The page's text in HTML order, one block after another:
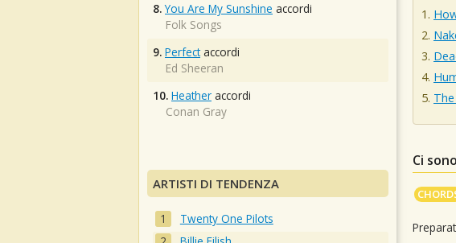
Ci sono
8. You Are My Sunshine accordi
Folk Songs
9. Perfectaccordi
Ed Sheeran
10. Heather accordi
Conan Gray
ARTISTI DI TENDENZA
Twenty One Pilots